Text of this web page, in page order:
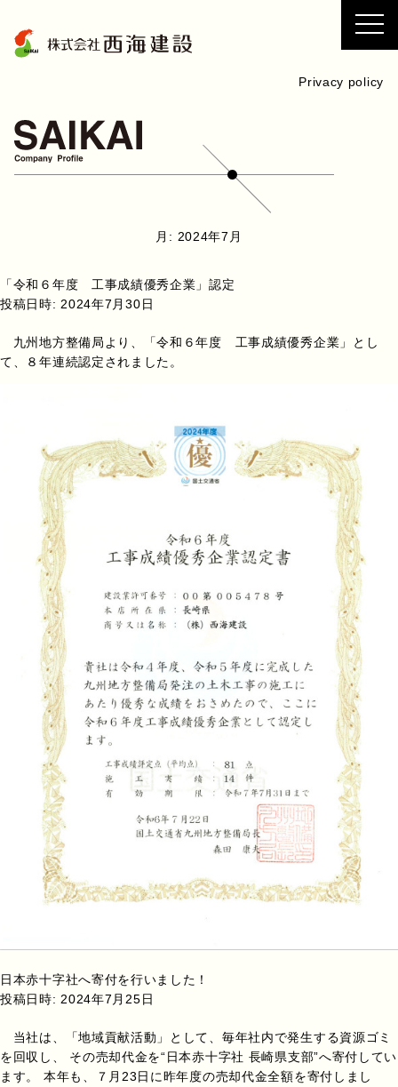
Privacy policy
月: 2024年7月
「令和６年度 工事成績優秀企業」認定
投稿日時: 2024年7月30日
九州地方整備局より、「令和６年度 工事成績優秀企業」とし
て、８年連続認定されました。
日本赤十字社へ寄付を行いました！
投稿日時: 2024年7月25日
当社は、「地域貢献活動」として、毎年社内で発生する資源ゴミ
を回収し、 その売却代金を“日本赤十字社 長崎県支部”へ寄付してい
ます。 本年も、７月23日に昨年度の売却代金全額を寄付しまし